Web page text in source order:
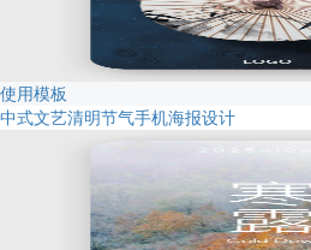
使用模板
中式文艺清明节气手机海报设计